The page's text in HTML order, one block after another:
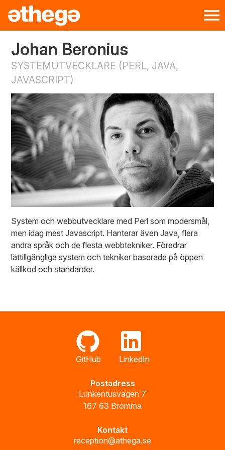
Johan Beronius
SYSTEMUTVECKLARE (PERL, JAVA,
JAVASCRIPT)
System och webbutvecklare med Perl som modersmål,
men idag mest Javascript. Hanterar även Java, flera
andra språk och de flesta webbtekniker. Föredrar
lättillgängliga system och tekniker baserade på öppen
källkod och standarder.
GitHub LinkedIn
Postadress
Lunkentusvägen 7
167 63 Bromma
Kontakt
reception@athega.se